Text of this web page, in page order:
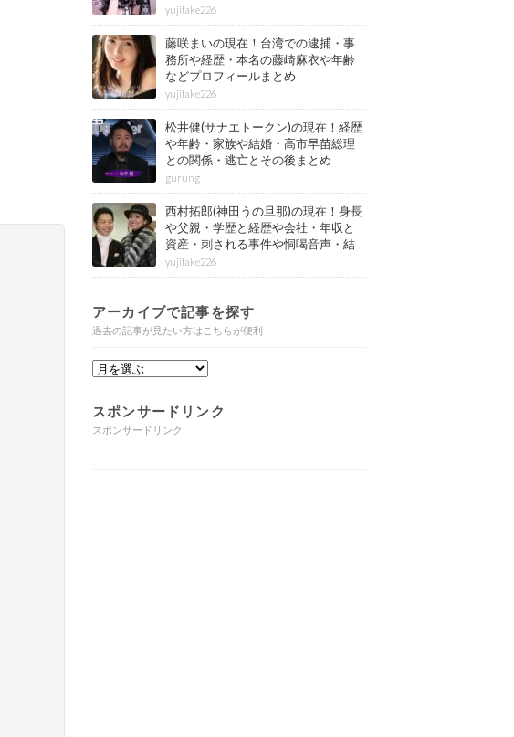
情報もまとめ
yujitake226
藤咲まいの現在！台湾での逮捕・事
務所や経歴・本名の藤崎麻衣や年齢
などプロフィールまとめ
yujitake226
松井健(サナエトークン)の現在！経歴
や年齢・家族や結婚・高市早苗総理
との関係・逃亡とその後まとめ
gurung
西村拓郎(神田うの旦那)の現在！身長
や父親・学歴と経歴や会社・年収と
資産・刺される事件や恫喝音声・結
婚と子供や自宅・脳梗塞の病気もま
とめ
yujitake226
アーカイブで記事を探す
過去の記事が見たい方はこちらが便利
スポンサードリンク
スポンサードリンク